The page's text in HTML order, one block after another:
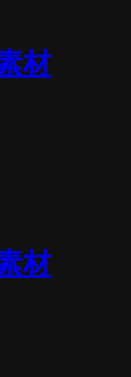
材
材